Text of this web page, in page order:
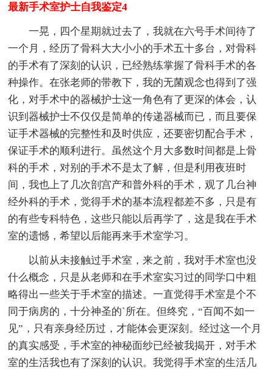
最新手术室护士自我鉴定4
一晃，四个星期就过去了，我就在六号手术间待了
一个月，经历了骨科大大小小的手术五十多台，对骨科
的手术有了深刻的认识，已经熟练掌握了骨科手术的各
种操作。在张老师的带教下，我的无菌观念也得到了强
化，对手术中的器械护士这一角色有了更深的体会，认
识到器械护士不仅仅是简单的传递器械而已，而且要保
证手术器械的完整性和及时供应，还要密切配合手术，
保证手术的顺利进行。虽然这个月大多数时间都是上骨
科的手术，对别的手术不是太了解，但是利用夜班时
间，我也上了几次剖宫产和普外科的手术，观了几台神
经外科的手术，觉得手术的基本流程都差不多，只是有
的有些专科特色，这些只能以后再学了，这是我在手术
室的遗憾，希望以后能再来手术室学习。
以前从未接触过手术室，来之前，我对手术室也没
什么概念，只是从老师和在手术室实习过的同学口中粗
略得出一些关于手术室的描述。一直觉得手术室是个不
同于病房的，十分神圣的`所在。但终究，“百闻不如一
见”，只有亲身经历过，才能体会更深刻。经过这一个月
的真实感受，手术室的神秘面纱已经被我揭开，对手术
室的生活我也有了深刻的认识。我觉得手术室的生活几